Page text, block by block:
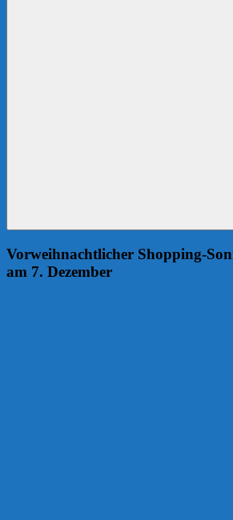
Vorweihnachtlicher Shopping-
am 7. Dezember